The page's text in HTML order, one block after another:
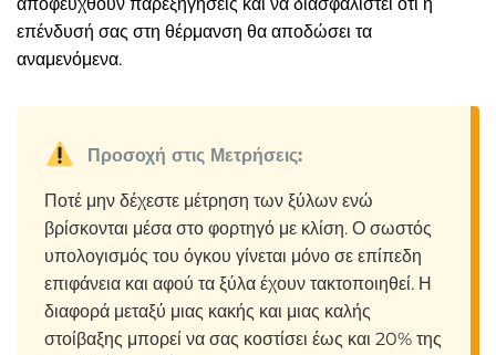
αποφευχθούν παρεξηγήσεις και να διασφαλιστεί ότι η
επένδυσή σας στη θέρμανση θα αποδώσει τα
αναμενόμενα.
Προσοχή στις Μετρήσεις:
Ποτέ μην δέχεστε μέτρηση των ξύλων ενώ
βρίσκονται μέσα στο φορτηγό με κλίση. Ο σωστός
υπολογισμός του όγκου γίνεται μόνο σε επίπεδη
επιφάνεια και αφού τα ξύλα έχουν τακτοποιηθεί. Η
διαφορά μεταξύ μιας κακής και μιας καλής
στοίβαξης μπορεί να σας κοστίσει έως και 20% της